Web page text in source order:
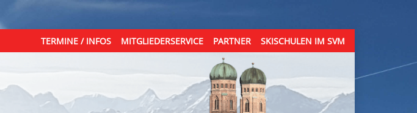
TERMINE / INFOS MITGLIEDERSERVICE PARTNER SKISCHULEN IM SVM